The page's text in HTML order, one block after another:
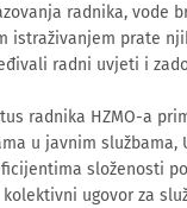
radnika, vode
istraživanjem prate
radni uvjeti i
radnika HZMO-a
u javnim službama,
složenosti
ugovor za